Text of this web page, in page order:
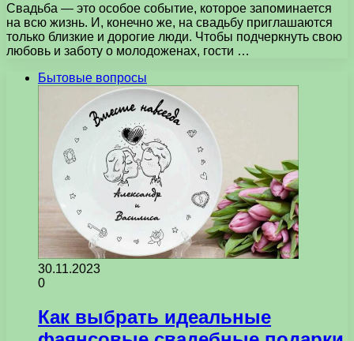
Свадьба — это особое событие, которое запоминается
на всю жизнь. И, конечно же, на свадьбу приглашаются
только близкие и дорогие люди. Чтобы подчеркнуть свою
любовь и заботу о молодоженах, гости …
Бытовые вопросы
30.11.2023
0
Как выбрать идеальные